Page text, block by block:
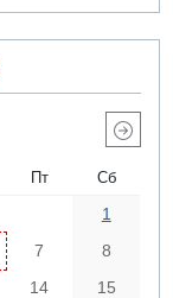
Пт Сб
1
7
8
14
15